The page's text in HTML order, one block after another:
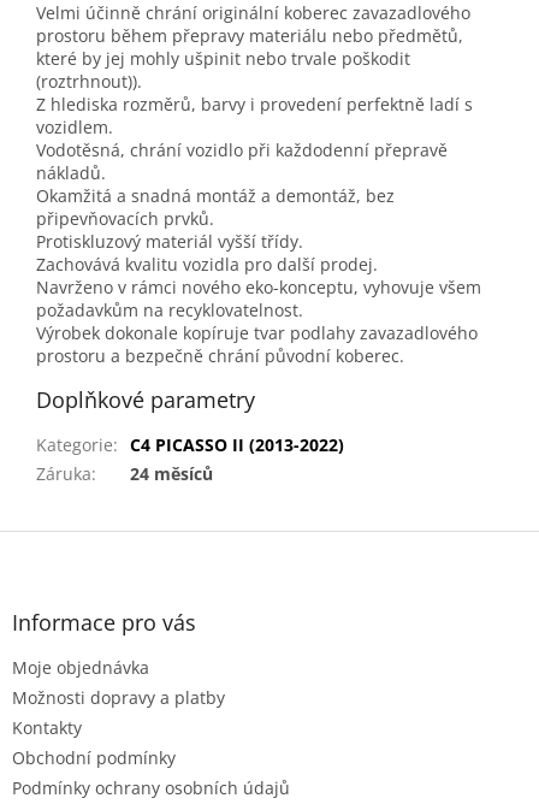
Velmi účinně chrání originální koberec zavazadlového
prostoru během přepravy materiálu nebo předmětů,
které by jej mohly ušpinit nebo trvale poškodit
(roztrhnout)).
Z hlediska rozměrů, barvy i provedení perfektně ladí s
vozidlem.
Vodotěsná, chrání vozidlo při každodenní přepravě
nákladů.
Okamžitá a snadná montáž a demontáž, bez
připevňovacích prvků.
Protiskluzový materiál vyšší třídy.
Zachovává kvalitu vozidla pro další prodej.
Navrženo v rámci nového eko-konceptu, vyhovuje všem
požadavkům na recyklovatelnost.
Výrobek dokonale kopíruje tvar podlahy zavazadlového
prostoru a bezpečně chrání původní koberec.
Doplňkové parametry
Kategorie: C4 PICASSO II (2013-2022)
Záruka: 24 měsíců
Z
Informace pro vás
Moje objednávka
Možnosti dopravy a platby
Kontakty
Obchodní podmínky
Podmínky ochrany osobních údajů